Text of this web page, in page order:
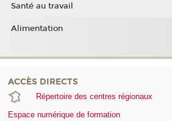
Santé au travail
Alimentation
ACCÈS DIRECTS
Répertoire des centres régionaux
Espace numérique de formation